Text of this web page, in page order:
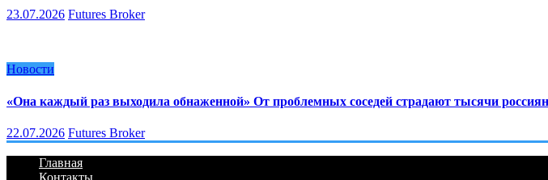
23.07.2026 Futures Broker
Новости
«Она каждый раз выходила обнаженной» От проблемных соседей страдают тысячи
22.07.2026 Futures Broker
Главная
Контакты